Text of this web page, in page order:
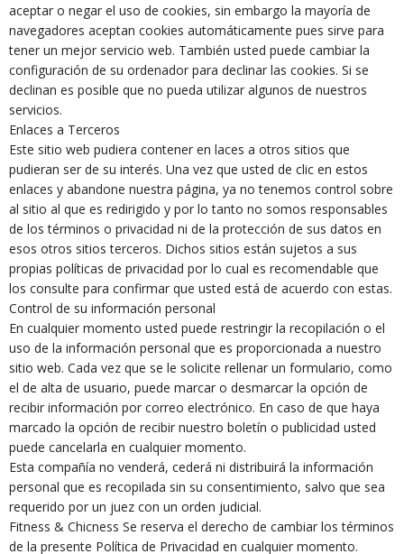
aceptar o negar el uso de cookies, sin embargo la mayoría de
navegadores aceptan cookies automáticamente pues sirve para
tener un mejor servicio web. También usted puede cambiar la
configuración de su ordenador para declinar las cookies. Si se
declinan es posible que no pueda utilizar algunos de nuestros
servicios.
Enlaces a Terceros
Este sitio web pudiera contener en laces a otros sitios que
pudieran ser de su interés. Una vez que usted de clic en estos
enlaces y abandone nuestra página, ya no tenemos control sobre
al sitio al que es redirigido y por lo tanto no somos responsables
de los términos o privacidad ni de la protección de sus datos en
esos otros sitios terceros. Dichos sitios están sujetos a sus
propias políticas de privacidad por lo cual es recomendable que
los consulte para confirmar que usted está de acuerdo con estas.
Control de su información personal
En cualquier momento usted puede restringir la recopilación o el
uso de la información personal que es proporcionada a nuestro
sitio web. Cada vez que se le solicite rellenar un formulario, como
el de alta de usuario, puede marcar o desmarcar la opción de
recibir información por correo electrónico. En caso de que haya
marcado la opción de recibir nuestro boletín o publicidad usted
puede cancelarla en cualquier momento.
Esta compañía no venderá, cederá ni distribuirá la información
personal que es recopilada sin su consentimiento, salvo que sea
requerido por un juez con un orden judicial.
Fitness & Chicness Se reserva el derecho de cambiar los términos
de la presente Política de Privacidad en cualquier momento.